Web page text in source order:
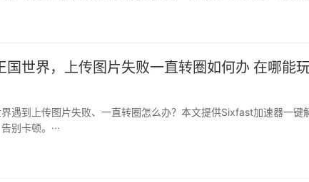
外的属性和能力，每个羁绊都有秩序钥匙和金色的科技钥匙，整体来
国世界，上传图片失败一直转圈如何办 在哪能
遇到上传图片失败、一直转圈怎么办？本文提供Sixfast加速器一键
别卡顿。···